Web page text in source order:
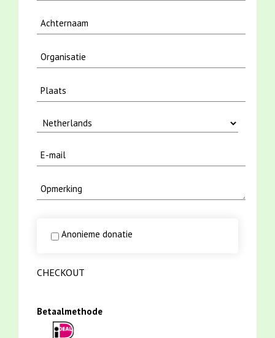
Anonieme donatie
CHECKOUT
Betaalmethode